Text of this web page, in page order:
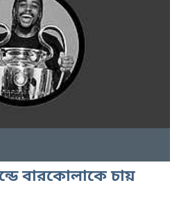
বারকোলাকে চায়